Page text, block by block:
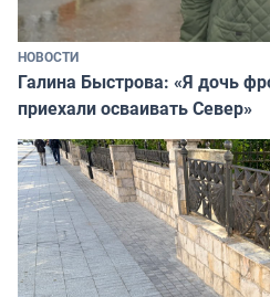
НОВОСТИ
Галина Быстрова: «Я дочь
приехали осваивать Север»